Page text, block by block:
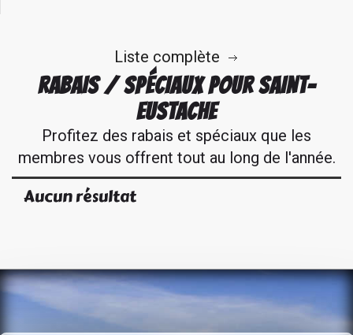
Liste complète
RABAIS / SPÉCIAUX POUR SAINT-
EUSTACHE
Profitez des rabais et spéciaux que les
membres vous offrent tout au long de l'année.
Aucun résultat